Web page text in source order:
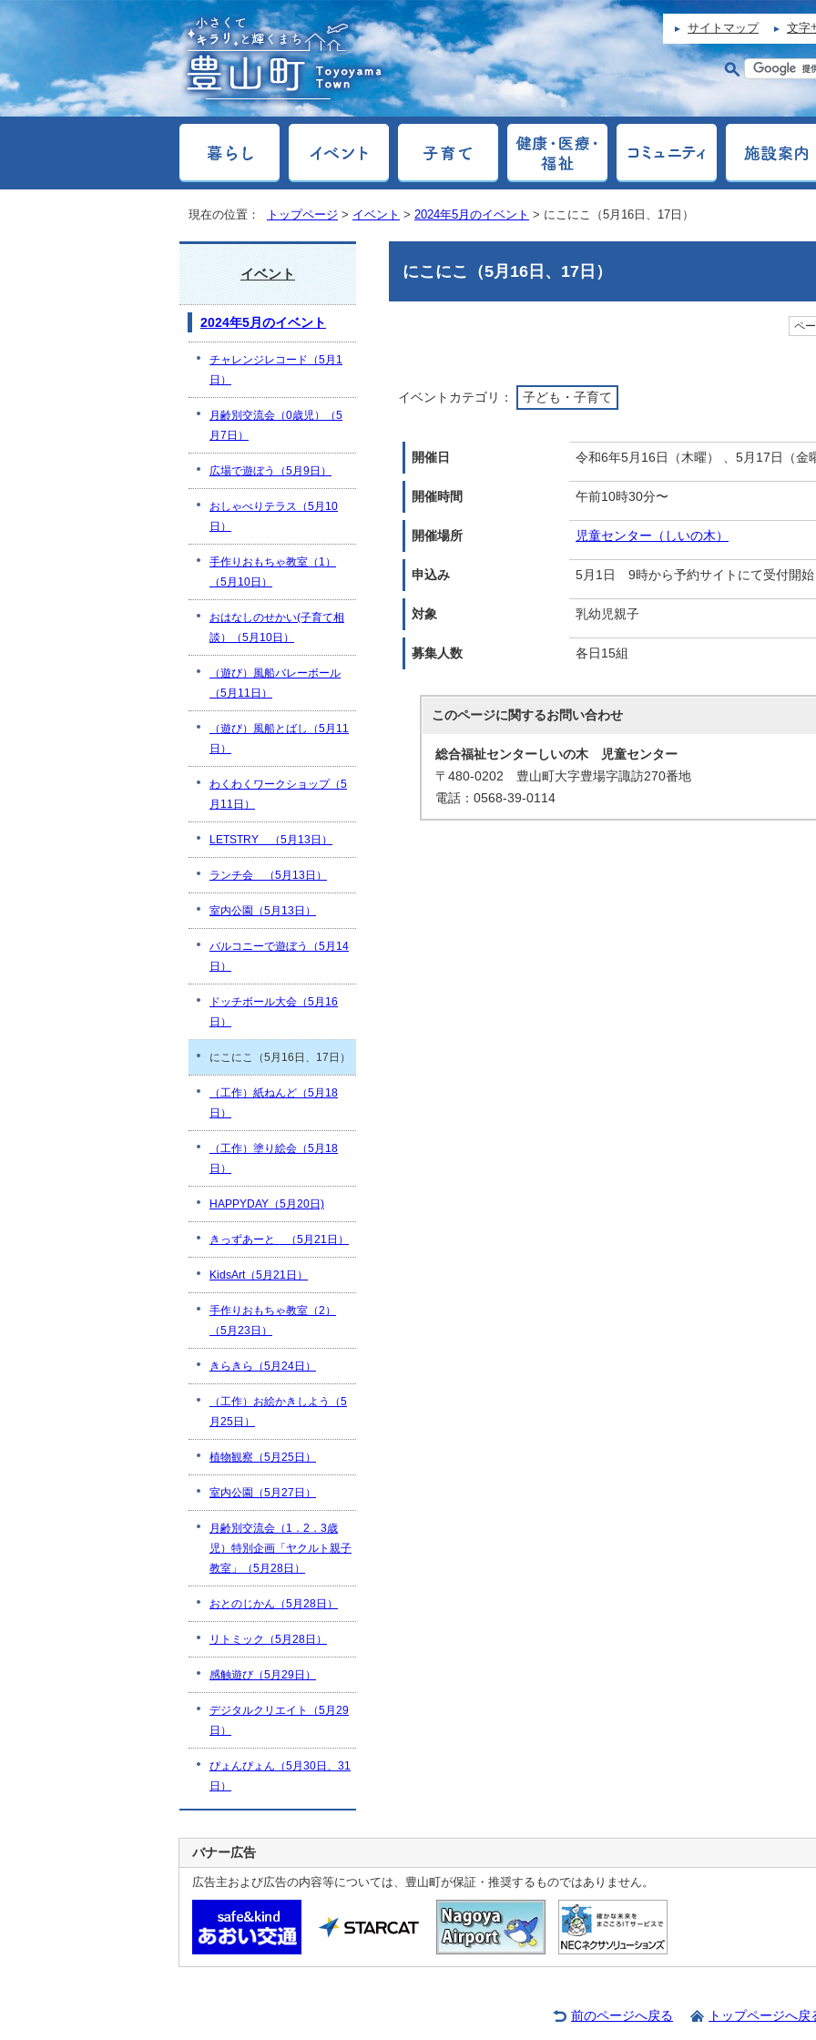
サイトマップ 文字
現在の位置： トップページ > イベント > 2024年5月のイベント > にこにこ（5月16日、17日）
にこにこ（5月16日、17日）
ペ
イベントカテゴリ： 子ども・子育て
開催日 令和6年5月16日（木曜） 、5月17日（金
開催時間 午前10時30分〜
開催場所 児童センター（しいの木）
申込み 5月1日 9時から予約サイトにて受付開始
対象 乳幼児親子
募集人数 各日15組
このページに関するお問い合わせ
総合福祉センターしいの木 児童センター
〒480-0202 豊山町大字豊場字諏訪270番地
電話：0568-39-0114
イベント
2024年5月のイベント
チャレンジレコード（5月1
日）
月齢別交流会（0歳児）（5
月7日）
広場で遊ぼう（5月9日）
おしゃべりテラス（5月10
日）
手作りおもちゃ教室（1）
（5月10日）
おはなしのせかい(子育て相
談）（5月10日）
（遊び）風船バレーボール
（5月11日）
（遊び）風船とばし（5月11
日）
わくわくワークショップ（5
月11日）
LETSTRY （5月13日）
ランチ会 （5月13日）
室内公園（5月13日）
バルコニーで遊ぼう（5月14
日）
ドッチボール大会（5月16
日）
にこにこ（5月16日、17日）
（工作）紙ねんど（5月18
日）
（工作）塗り絵会（5月18
日）
HAPPYDAY（5月20日)
きっずあーと （5月21日）
KidsArt（5月21日）
手作りおもちゃ教室（2）
（5月23日）
きらきら（5月24日）
（工作）お絵かきしよう（5
月25日）
植物観察（5月25日）
室内公園（5月27日）
月齢別交流会（1．2．3歳
児）特別企画「ヤクルト親子
教室」（5月28日）
おとのじかん（5月28日）
リトミック（5月28日）
感触遊び（5月29日）
デジタルクリエイト（5月29
日）
ぴょんぴょん（5月30日、31
日）
バナー広告
広告主および広告の内容等については、豊山町が保証・推奨するものではありません。
前のページへ戻る トップページへ戻